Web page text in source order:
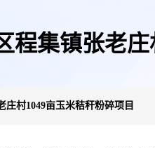
程集镇张老
庄村1049亩玉米秸秆粉碎项目